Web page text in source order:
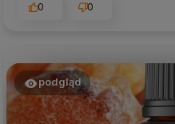
0
0
podgląd